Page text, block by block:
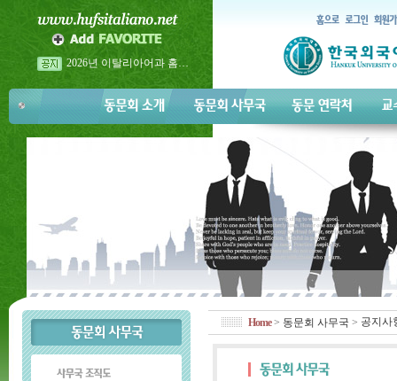
2026년 이탈리아어과 홈…
2026년 5월 23일 금요일 <…
2026년 이탈리아어과 홈…
Home> 동문회 사무국 > 공지사